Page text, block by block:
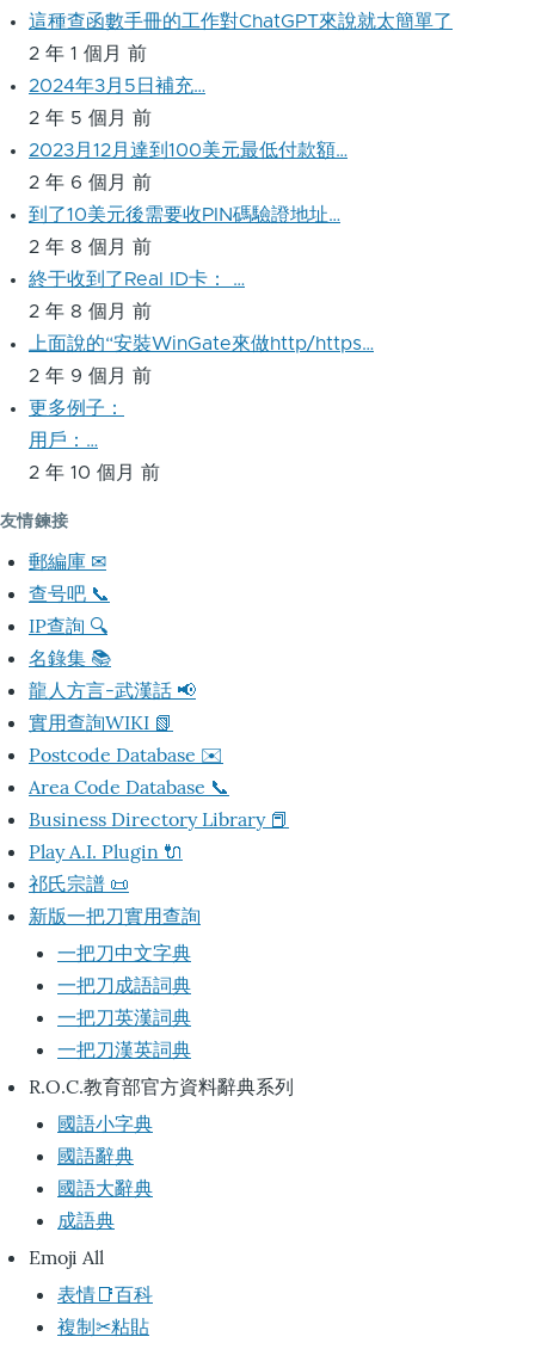
這種查函數手冊的工作對ChatGPT來說就太簡單了
2 年 1 個月 前
2024年3月5日補充…
2 年 5 個月 前
2023月12月達到100美元最低付款額…
2 年 6 個月 前
到了10美元後需要收PIN碼驗證地址…
2 年 8 個月 前
終于收到了Real ID卡： …
2 年 8 個月 前
上面說的“安裝WinGate來做http/https…
2 年 9 個月 前
更多例子：
用戶：…
2 年 10 個月 前
友情鍊接
郵編庫 ✉
查号吧 📞
IP查詢 🔍
名錄集 📚
龍人方言-武漢話 📢
實用查詢WIKI 📗
Postcode Database ✉️
Area Code Database 📞
Business Directory Library 📕
Play A.I. Plugin 🔌
祁氏宗譜 📜
新版一把刀實用查詢
一把刀中文字典
一把刀成語詞典
一把刀英漢詞典
一把刀漢英詞典
R.O.C.教育部官方資料辭典系列
國語小字典
國語辭典
國語大辭典
成語典
Emoji All
表情📑百科
複制✂粘貼